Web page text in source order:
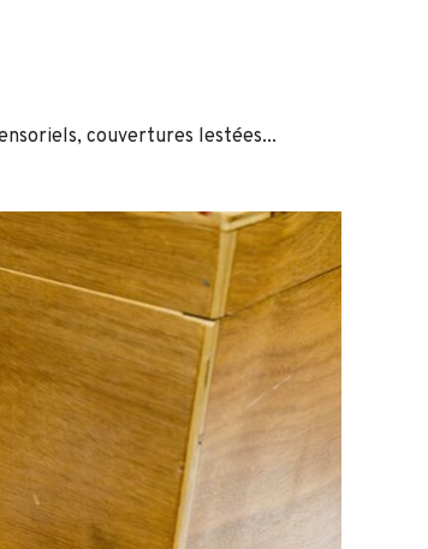
couvertures lestées...